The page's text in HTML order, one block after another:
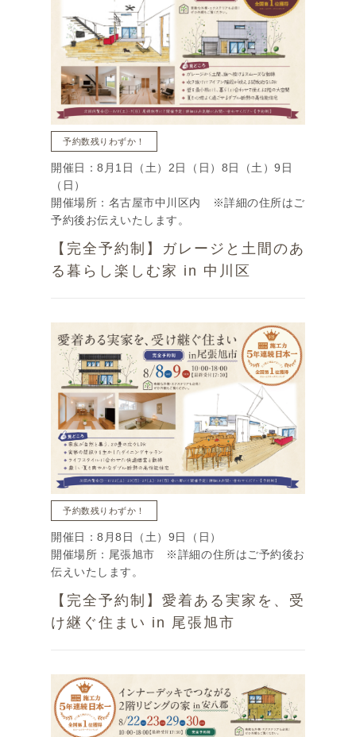
予約数残りわずか！
開催日：8月1日（土）2日（日）8日（土）9日
（日）
開催場所：名古屋市中川区内 ※詳細の住所はご
予約後お伝えいたします。
【完全予約制】ガレージと土間のあ
る暮らし楽しむ家 in 中川区
予約数残りわずか！
開催日：8月8日（土）9日（日）
開催場所：尾張旭市 ※詳細の住所はご予約後お
伝えいたします。
【完全予約制】愛着ある実家を、受
け継ぐ住まい in 尾張旭市